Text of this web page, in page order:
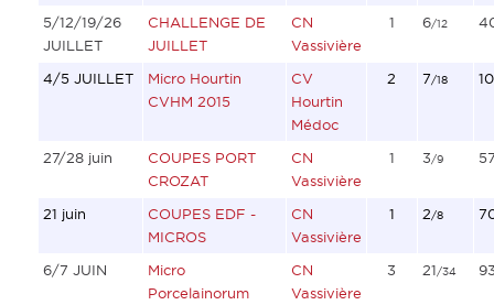
5/12/19/26
JUILLET
CHALLENGE DE
JUILLET
CN
Vassivière
1 6/12
4/5 JUILLET
Micro Hourtin
CVHM 2015
CV
Hourtin
Médoc
2 7/18
27/28 juin
COUPES PORT
CROZAT
CN
Vassivière
1 3/9
21 juin
COUPES EDF -
MICROS
CN
Vassivière
1 2/8
6/7 JUIN
Micro
Porcelainorum
CN
Vassivière
3 21/34